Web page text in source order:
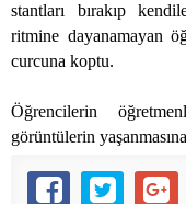
stantları bırakıp
ritmine dayanamayan
curcuna koptu.
Öğrencilerin
görüntülerin